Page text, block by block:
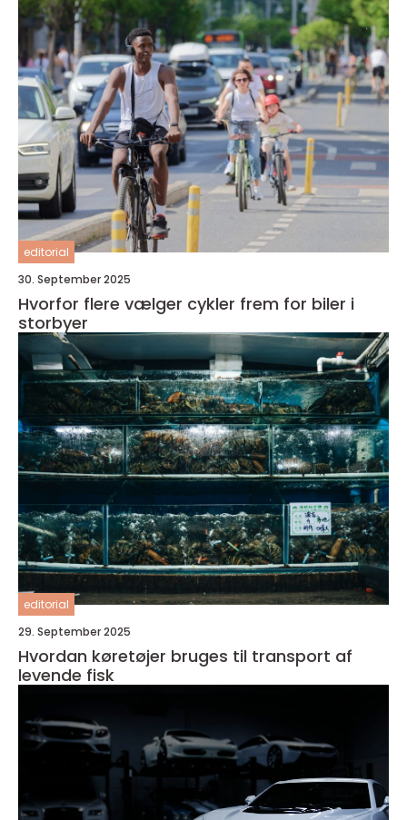
editorial
30. September 2025
Hvorfor flere vælger cykler frem for biler i
storbyer
editorial
29. September 2025
Hvordan køretøjer bruges til transport af
levende fisk